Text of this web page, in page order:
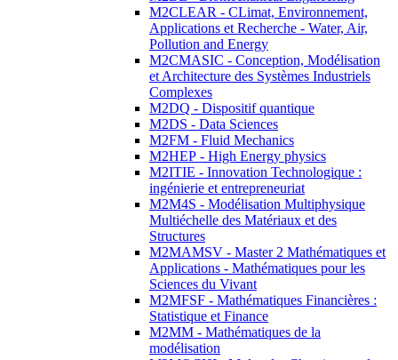
M2CLEAR - CLimat, Environnement,
Applications et Recherche - Water, Air,
Pollution and Energy
M2CMASIC - Conception, Modélisation
et Architecture des Systèmes Industriels
Complexes
M2DQ - Dispositif quantique
M2DS - Data Sciences
M2FM - Fluid Mechanics
M2HEP - High Energy physics
M2ITIE - Innovation Technologique :
ingénierie et entrepreneuriat
M2M4S - Modélisation Multiphysique
Multiéchelle des Matériaux et des
Structures
M2MAMSV - Master 2 Mathématiques et
Applications - Mathématiques pour les
Sciences du Vivant
M2MFSF - Mathématiques Financières :
Statistique et Finance
M2MM - Mathématiques de la
modélisation